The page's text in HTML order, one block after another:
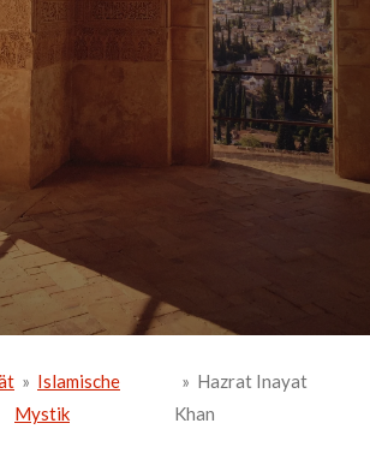
» Islamische
Mystik
» Hazrat Inayat
Khan